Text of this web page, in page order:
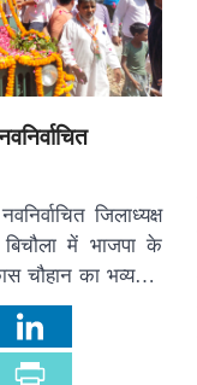
जिलाध्यक्ष
में भाजपा के
चौहान का भव्य…